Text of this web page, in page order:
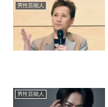
男性芸能人
男性芸能人